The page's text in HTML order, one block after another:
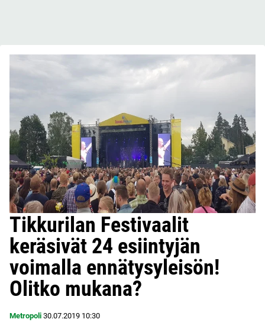
Tikkurilan Festivaalit
keräsivät 24 esiintyjän
voimalla ennätysyleisön!
Olitko mukana?
Metropoli 30.07.2019 10:30